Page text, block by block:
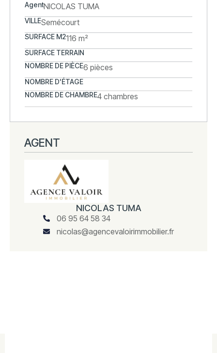
AgentNICOLAS TUMA
VILLESemécourt
SURFACE M2116 m²
SURFACE TERRAIN
NOMBRE DE PIÈCE6 pièces
NOMBRE D'ÉTAGE
NOMBRE DE CHAMBRE4 chambres
AGENT
NICOLAS TUMA
06 95 64 58 34
nicolas@agencevaloirimmobilier.fr